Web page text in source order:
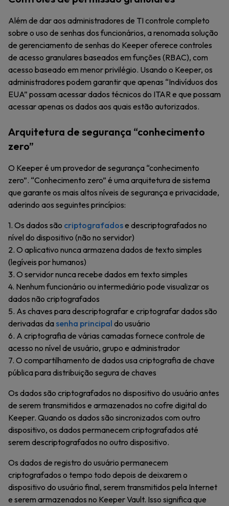
Além de dar aos administradores de TI controle completo
sobre o uso de senhas dos funcionários, a renomada solução
de gerenciamento de senhas do Keeper oferece controles
de acesso granulares baseados em funções (RBAC), com
acesso baseado em menor privilégio. Usando o Keeper, os
administradores podem garantir que apenas “Indivíduos dos
EUA” possam acessar dados técnicos do ITAR e que possam
acessar apenas os dados aos quais estão autorizados.
Arquitetura de segurança “conhecimento
zero”
O Keeper é um provedor de segurança “conhecimento
zero”. “Conhecimento zero” é uma arquitetura de sistema
que garante os mais altos níveis de segurança e privacidade,
aderindo aos seguintes princípios:
1. Os dados são criptografadose descriptografados no
nível do dispositivo (não no servidor)
2. O aplicativo nunca armazena dados de texto simples
(legíveis por humanos)
3. O servidor nunca recebe dados em texto simples
4. Nenhum funcionário ou intermediário pode visualizar os
dados não criptografados
5. As chaves para descriptografar e criptografar dados são
derivadas da senha principal do usuário
6. A criptografia de várias camadas fornece controle de
acesso no nível de usuário, grupo e administrador
7. O compartilhamento de dados usa criptografia de chave
pública para distribuição segura de chaves
Os dados são criptografados no dispositivo do usuário antes
de serem transmitidos e armazenados no cofre digital do
Keeper. Quando os dados são sincronizados com outro
dispositivo, os dados permanecem criptografados até
serem descriptografados no outro dispositivo.
Os dados de registro do usuário permanecem
criptografados o tempo todo depois de deixarem o
dispositivo do usuário final, serem transmitidos pela Internet
e serem armazenados no Keeper Vault. Isso significa que